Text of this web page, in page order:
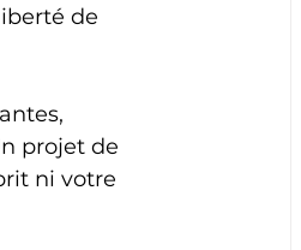
de
projet de
ni votre